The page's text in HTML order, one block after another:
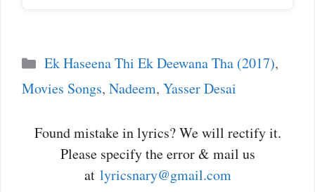
Categories
Ek Haseena Thi Ek Deewana Tha (2017),
Movies Songs, Nadeem, Yasser Desai
Found mistake in lyrics? We will rectify it.
Please specify the error & mail us
at lyricsnary@gmail.com